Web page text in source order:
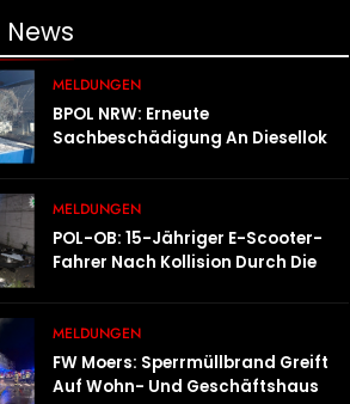
News
MELDUNGEN
BPOL NRW: Erneute
Sachbeschädigung An Diesellok –
MELDUNGEN
POL-OB: 15-Jähriger E-Scooter-
Fahrer Nach Kollision Durch Die
Verletzt
MELDUNGEN
FW Moers: Sperrmüllbrand Greift
Auf Wohn- Und Geschäftshaus